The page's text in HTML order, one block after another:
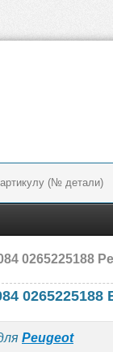
0265225188
0265225188
Peugeot